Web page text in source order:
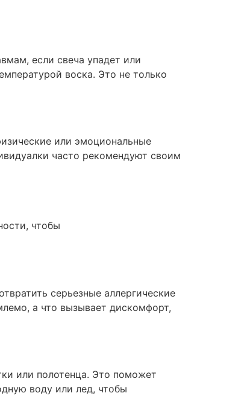
если свеча упадет или
воска. Это не только
или эмоциональные
часто рекомендуют своим
чтобы
серьезные аллергические
а что вызывает дискомфорт,
или полотенца. Это поможет
воду или лед, чтобы